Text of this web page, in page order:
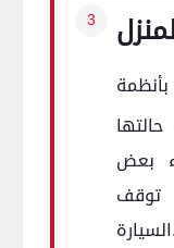
بعض
توقف
السيارة.